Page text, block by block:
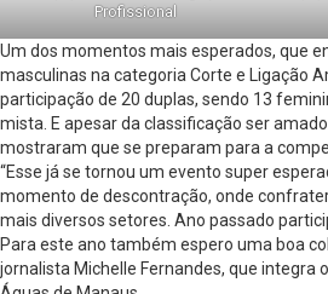
Profissional
Um dos momentos mais esperados, que
masculinas na categoria Corte e Ligação
participação de 20 duplas, sendo 13
mista. E apesar da classificação ser
mostraram que se preparam para a
“Esse já se tornou um evento super
momento de descontração, onde
mais diversos setores. Ano passado
Para este ano também espero uma boa
jornalista Michelle Fernandes, que integra